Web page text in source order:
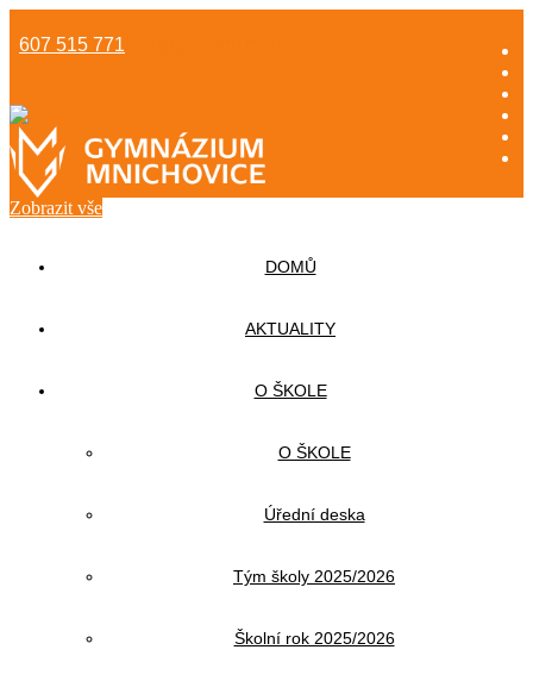
607 515 771
Zobrazit vše
DOMŮ
AKTUALITY
O ŠKOLE
O ŠKOLE
Úřední deska
Tým školy 2025/2026
Školní rok 2025/2026